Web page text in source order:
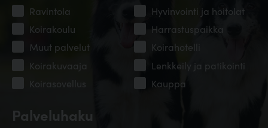
Palveluhaku
Ravintola
Hyvinvointi ja hoitolat
Koirakoulu
Harrastuspaikka
Muut palvelut
Koirahotelli
Koirakuvaaja
Lenkkeily ja patikointi
Koirasovellus
Kauppa